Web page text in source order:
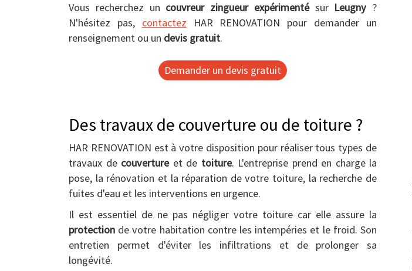
Vous recherchez un couvreur zingueur expérimentésur Leugny ?
N'hésitez pas, contactez HAR RENOVATION pour demander un
renseignement ou un devis gratuit.
Demander un devis gratuit
Des travaux de couverture ou de toiture ?
HAR RENOVATION est à votre disposition pour réaliser tous types de
travaux de couvertureet de toiture. L'entreprise prend en charge la
pose, la rénovation et la réparation de votre toiture, la recherche de
fuites d'eau et les interventions en urgence.
Il est essentiel de ne pas négliger votre toiture car elle assure la
protection de votre habitation contre les intempéries et le froid. Son
entretien permet d'éviter les infiltrations et de prolonger sa
longévité.